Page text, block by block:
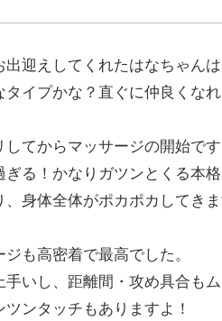
迎えしてくれたはなちゃんは
タイプかな？直ぐに仲良くな
てからマッサージの開始です
る！かなりガツンとくる本格
身体全体がポカポカしてきま
も高密着で最高でした。
いし、距離間・攻め具合も
ンタッチもありますよ！